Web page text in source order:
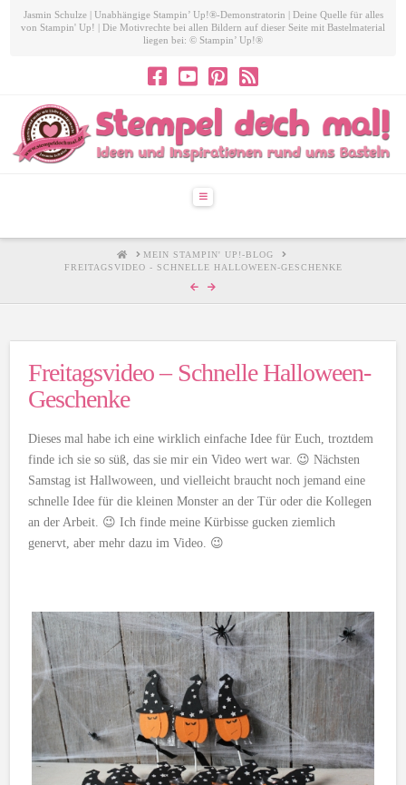
Jasmin Schulze | Unabhängige Stampin’ Up!®-Demonstratorin | Deine Quelle für alles
von Stampin' Up! | Die Motivrechte bei allen Bildern auf dieser Seite mit Bastelmaterial
liegen bei: © Stampin’ Up!®
Navigation
HOMEMEIN STAMPIN' UP!-BLOG
FREITAGSVIDEO - SCHNELLE HALLOWEEN-GESCHENKE
Freitagsvideo – Schnelle Halloween-
Geschenke
Dieses mal habe ich eine wirklich einfache Idee für Euch, troztdem
finde ich sie so süß, das sie mir ein Video wert war. 😉 Nächsten
Samstag ist Hallwoween, und vielleicht braucht noch jemand eine
schnelle Idee für die kleinen Monster an der Tür oder die Kollegen
an der Arbeit. 😉 Ich finde meine Kürbisse gucken ziemlich
genervt, aber mehr dazu im Video. 😉